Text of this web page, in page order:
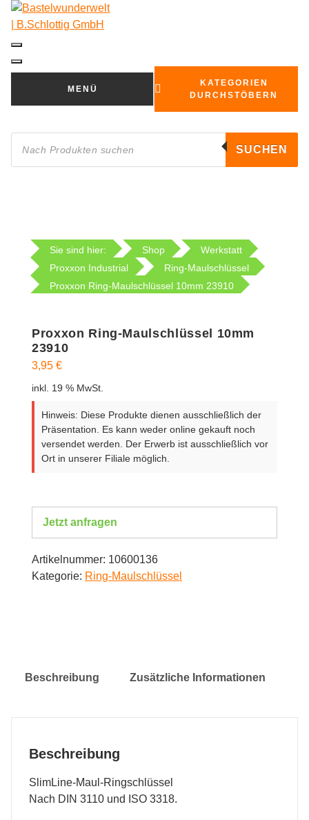
Zum
Inhalt
springen
MENÜ
KATEGORIEN
DURCHSTÖBERN
Products
search
SUCHEN
Sie sind hier: Shop
Werkstatt
Proxxon Industrial
Ring-Maulschlüssel
Proxxon Ring-Maulschlüssel 10mm 23910
Proxxon Ring-Maulschlüssel 10mm
23910
3,95 €
inkl. 19 % MwSt.
Hinweis: Diese Produkte dienen ausschließlich der
Präsentation. Es kann weder online gekauft noch
versendet werden. Der Erwerb ist ausschließlich vor
Ort in unserer Filiale möglich.
Jetzt anfragen
Artikelnummer: 10600136
Kategorie: Ring-Maulschlüssel
Beschreibung Zusätzliche Informationen
Beschreibung
SlimLine-Maul-Ringschlüssel
Nach DIN 3110 und ISO 3318.